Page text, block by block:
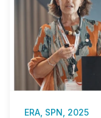
ERA, SPN, 2025